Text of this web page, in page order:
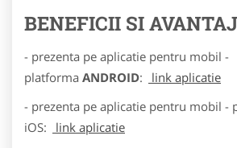
BENEFICII SI
- prezenta pe aplicatie pentru mobil -
platforma ANDROID:
link aplicatie
- prezenta pe aplicatie pentru mobil -
iOS:
link aplicatie